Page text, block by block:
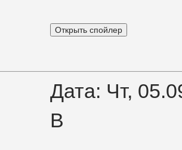
Дата: Чт,
В